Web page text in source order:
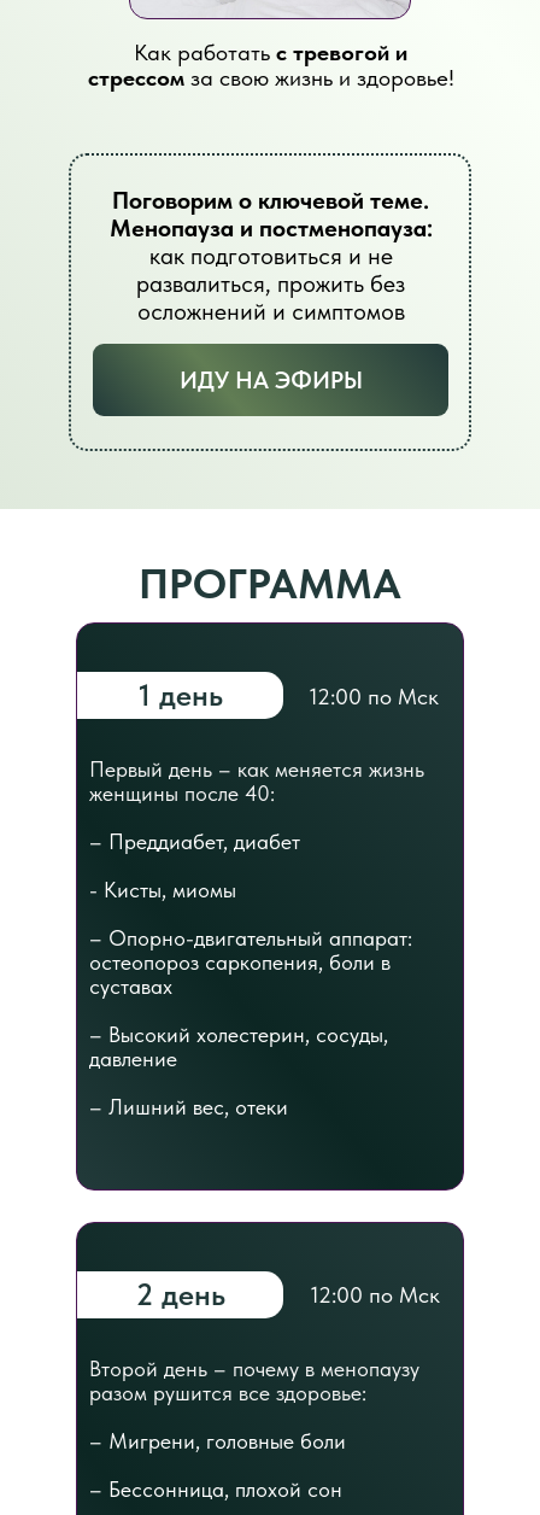
Как работать с тревогой и
стрессомза свою жизнь и здоровье!
Поговорим о ключевой теме.
Менопауза и постменопауза:
как подготовиться и не
развалиться, прожить без
осложнений и симптомов
ИДУ НА ЭФИРЫ
ПРОГРАММА
12:00 по Мск
Первый день – как меняется жизнь
женщины после 40:
– Преддиабет, диабет
- Кисты, миомы
– Опорно-двигательный аппарат:
остеопороз саркопения, боли в
суставах
– Высокий холестерин, сосуды,
давление
– Лишний вес, отеки
1 день
12:00 по Мск
Второй день – почему в менопаузу
разом рушится все здоровье:
– Мигрени, головные боли
– Бессонница, плохой сон
2 день